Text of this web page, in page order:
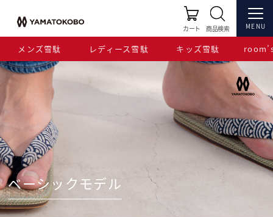
カート 商品検索
メンズ雪駄 レディース雪駄 キッズ雪駄
MENU
ベーシックモデル